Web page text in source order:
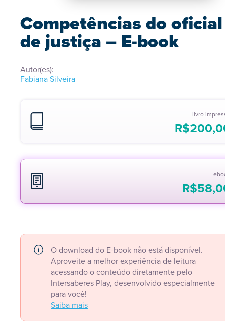
Competências do oficial
de justiça – E-book
Autor(es):
Fabiana Silveira
livro
R$
R$
O download do E-book não está disponível.
Aproveite a melhor experiência de leitura
acessando o conteúdo diretamente pelo
Intersaberes Play, desenvolvido especialmente
para você!
Saiba mais